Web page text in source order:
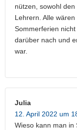
nützen, sowohl
Lehrern. Alle
Sommerferien
darüber nach und
war.
Julia
12. April 2022 um
Wieso kann man in